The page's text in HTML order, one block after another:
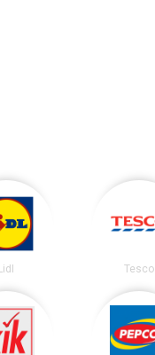
Lidl Tesco